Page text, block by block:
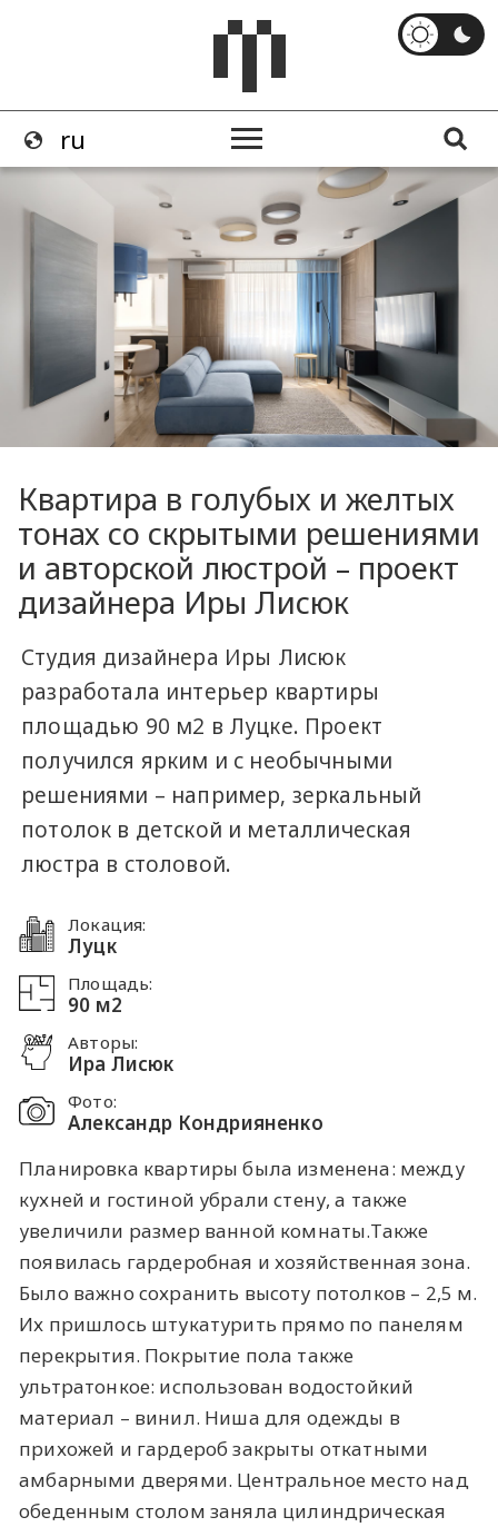
Квартира в голубых и желтых
тонах со скрытыми решениями
и авторской люстрой – проект
дизайнера Иры Лисюк
Студия дизайнера Иры Лисюк
разработала интерьер квартиры
площадью 90 м2 в Луцке. Проект
получился ярким и с необычными
решениями – например, зеркальный
потолок в детской и металлическая
люстра в столовой.
Локация:
Луцк
Площадь:
90 м2
Авторы:
Ира Лисюк
Фото:
Александр Кондрияненко
Планировка квартиры была изменена: между
кухней и гостиной убрали стену, а также
увеличили размер ванной комнаты.Также
появилась гардеробная и хозяйственная зона.
Было важно сохранить высоту потолков – 2,5 м.
Их пришлось штукатурить прямо по панелям
перекрытия. Покрытие пола также
ультратонкое: использован водостойкий
материал – винил. Ниша для одежды в
прихожей и гардероб закрыты откатными
амбарными дверями. Центральное место над
обеденным столом заняла цилиндрическая